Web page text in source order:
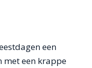
een
met een krappe